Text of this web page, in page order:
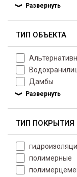
ТИП ОБЪЕКТА
Дамбы
ТИП ПОКРЫТИЯ
полимерные